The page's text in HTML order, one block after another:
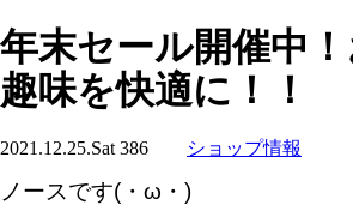
年末セール開催中
趣味を快適に！！
2021.12.25.Sat 386 ショップ情報
ノースです(・ω・)